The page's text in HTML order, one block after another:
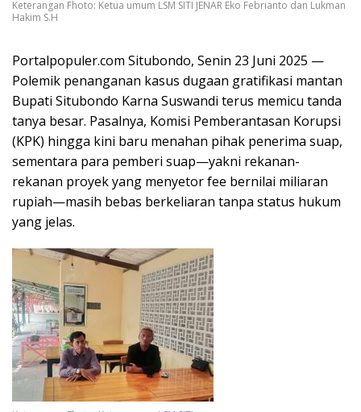
Keterangan Fhoto: Ketua umum LSM SITI JENAR Eko Febrianto dan Lukman
Hakim S.H
Portalpopuler.com Situbondo, Senin 23 Juni 2025 —
Polemik penanganan kasus dugaan gratifikasi mantan
Bupati Situbondo Karna Suswandi terus memicu tanda
tanya besar. Pasalnya, Komisi Pemberantasan Korupsi
(KPK) hingga kini baru menahan pihak penerima suap,
sementara para pemberi suap—yakni rekanan-
rekanan proyek yang menyetor fee bernilai miliaran
rupiah—masih bebas berkeliaran tanpa status hukum
yang jelas.